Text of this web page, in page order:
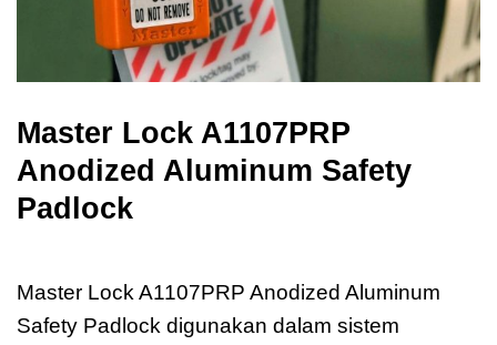
Master Lock A1107PRP
Anodized Aluminum Safety
Padlock
Master Lock A1107PRP Anodized Aluminum
Safety Padlock digunakan dalam sistem